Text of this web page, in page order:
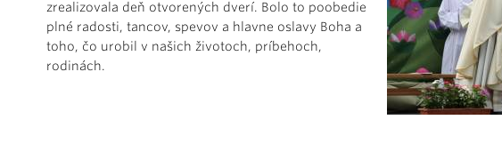
zrealizovala deň otvorených dverí. Bolo to poobedie
plné radosti, tancov, spevov a hlavne oslavy Boha a
toho, čo urobil v našich životoch, príbehoch,
rodinách.